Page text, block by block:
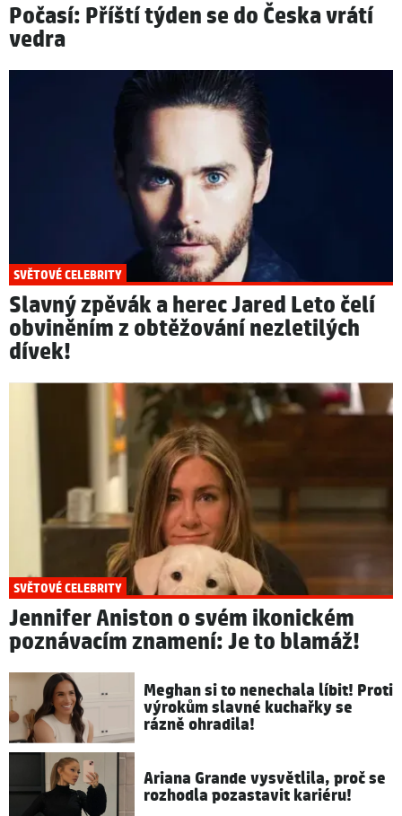
Počasí: Příští týden se do Česka vrátí
vedra
SVĚTOVÉ CELEBRITY
Slavný zpěvák a herec Jared Leto čelí
obviněním z obtěžování nezletilých
dívek!
SVĚTOVÉ CELEBRITY
Jennifer Aniston o svém ikonickém
poznávacím znamení: Je to blamáž!
Meghan si to nenechala líbit! Proti
výrokům slavné kuchařky se
rázně ohradila!
Ariana Grande vysvětlila, proč se
rozhodla pozastavit kariéru!